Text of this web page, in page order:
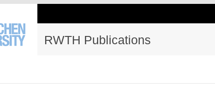
RWTH Publications